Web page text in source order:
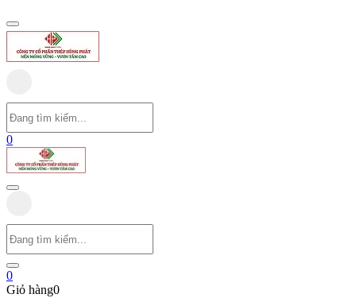
0
0
Giỏ hàng0